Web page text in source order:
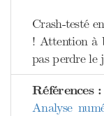
Crash-testé
! Attention à
pas perdre le
Références :
Analyse